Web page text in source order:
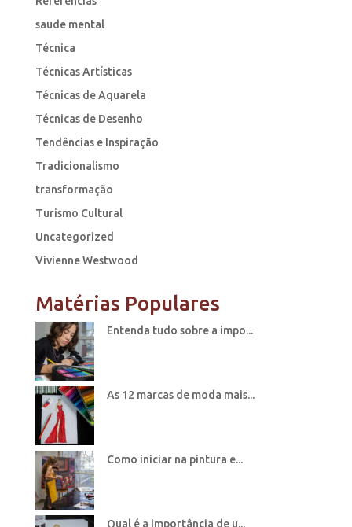
saude mental
Técnica
Técnicas Artísticas
Técnicas de Aquarela
Técnicas de Desenho
Tendências e Inspiração
Tradicionalismo
transformação
Turismo Cultural
Uncategorized
Vivienne Westwood
Matérias Populares
Entenda tudo sobre a impo...
As 12 marcas de moda mais...
Como iniciar na pintura e...
Qual é a importância de u...